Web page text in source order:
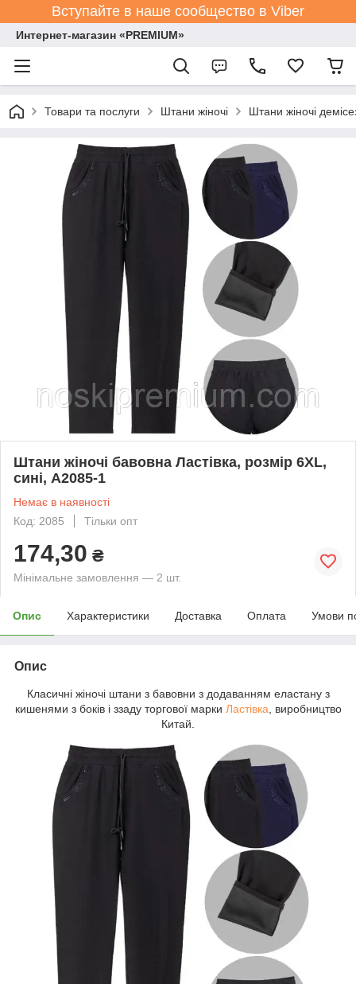
Вступайте в наше сообщество в Viber
Интернет-магазин «PREMIUM»
Товари та послуги Штани жіночі Штани жіночі
Штани жіночі бавовна Ластівка, розмір 6XL,
сині, А2085-1
Немає в наявності
Код: 2085
Тільки опт
174,30 ₴
Мінімальне замовлення — 2 шт.
Опис Характеристики Доставка Оплата Умови
Опис
Класичні жіночі штани з бавовни з додаванням еластану з
кишенями з боків і ззаду торгової марки Ластівка , виробництво
Китай.